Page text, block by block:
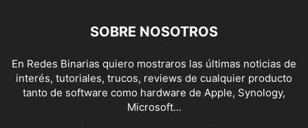
SOBRE NOSOTROS
En Redes Binarias quiero mostraros las últimas noticias de
interés, tutoriales, trucos, reviews de cualquier producto
tanto de software como hardware de Apple, Synology,
Microsoft...